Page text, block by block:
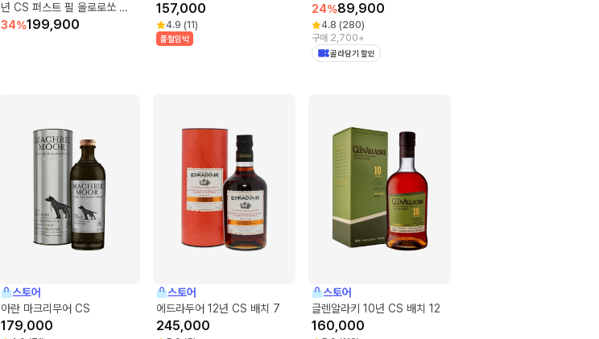
년 CS 퍼스트 필 올로로쏘 셰
리 벗 #2
34%199,900
157,000
4.9 (11)
품절임박
24%89,900
4.8 (280)
구매 2,700+
골라담기 할인
스토어
아란 마크리무어 CS
179,000
스토어
에드라두어 12년 CS 배치 7
245,000
스토어
글렌알라키 10년 CS 배치 12
160,000